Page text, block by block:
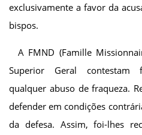
exclusivamente a favor da
bispos.
A FMND (Famille
Superior Geral contestam
qualquer abuso de fraqueza.
defender em condições
da defesa. Assim, foi-lhes